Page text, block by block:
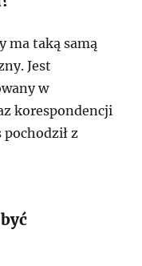
ma taką samą
Jest
w
korespondencji
pochodził z